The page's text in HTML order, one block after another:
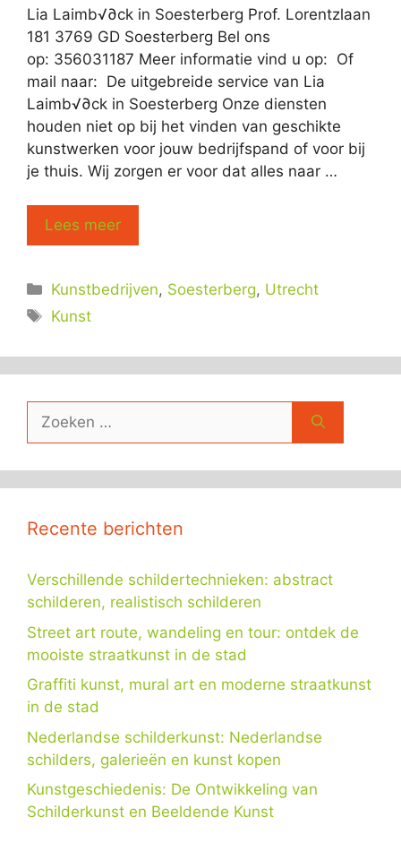
Lia Laimb√∂ck in Soesterberg Prof. Lorentzlaan
181 3769 GD Soesterberg Bel ons
op: 356031187 Meer informatie vind u op: Of
mail naar: De uitgebreide service van Lia
Laimb√∂ck in Soesterberg Onze diensten
houden niet op bij het vinden van geschikte
kunstwerken voor jouw bedrijfspand of voor bij
je thuis. Wij zorgen er voor dat alles naar …
Lees meer
Categorieën
Kunstbedrijven, Soesterberg, Utrecht
Tags
Kunst
Zoek
Recente berichten
Verschillende schildertechnieken: abstract
schilderen, realistisch schilderen
Street art route, wandeling en tour: ontdek de
mooiste straatkunst in de stad
Graffiti kunst, mural art en moderne straatkunst
in de stad
Nederlandse schilderkunst: Nederlandse
schilders, galerieën en kunst kopen
Kunstgeschiedenis: De Ontwikkeling van
Schilderkunst en Beeldende Kunst